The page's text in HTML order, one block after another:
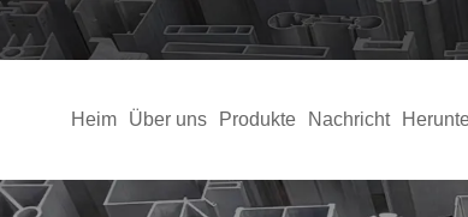
Heim Über uns Produkte Nachricht